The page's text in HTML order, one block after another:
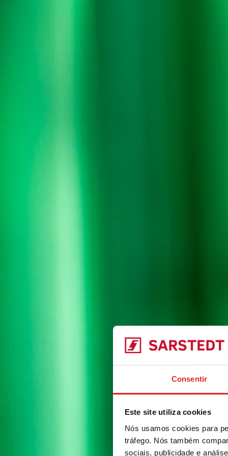
Consentir
Este site utiliza cookies
Nós usamos cookies para
tráfego. Nós também
sociais, publicidade e